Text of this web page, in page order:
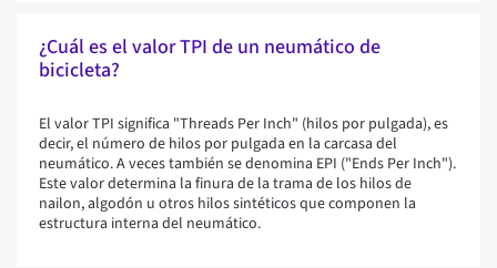
¿Cuál es el valor TPI de un neumático de
bicicleta?
El valor TPI significa "Threads Per Inch" (hilos por pulgada), es
decir, el número de hilos por pulgada en la carcasa del
neumático. A veces también se denomina EPI ("Ends Per Inch").
Este valor determina la finura de la trama de los hilos de
nailon, algodón u otros hilos sintéticos que componen la
estructura interna del neumático.